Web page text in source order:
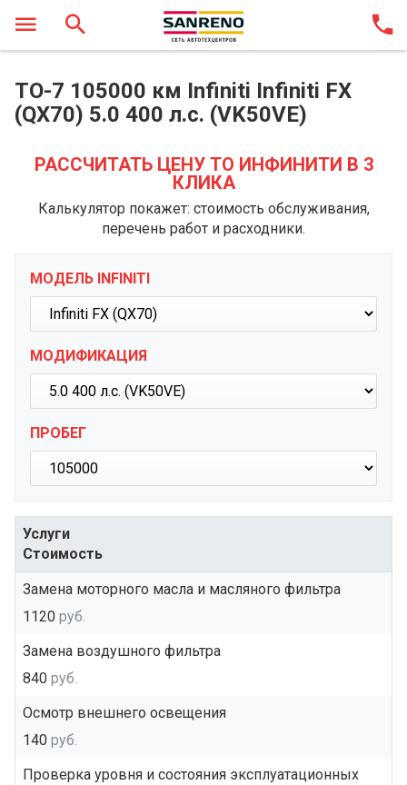
ТО-7 105000 км Infiniti Infiniti FX
(QX70) 5.0 400 л.с. (VK50VE)
РАССЧИТАТЬ ЦЕНУ ТО ИНФИНИТИ В 3
КЛИКА
Калькулятор покажет: стоимость обслуживания,
перечень работ и расходники.
МОДЕЛЬ INFINITI
МОДИФИКАЦИЯ
ПРОБЕГ
Услуги
Стоимость
Замена моторного масла и масляного фильтра
1120 руб.
Замена воздушного фильтра
840 руб.
Осмотр внешнего освещения
140 руб.
Проверка уровня и состояния эксплуатационных